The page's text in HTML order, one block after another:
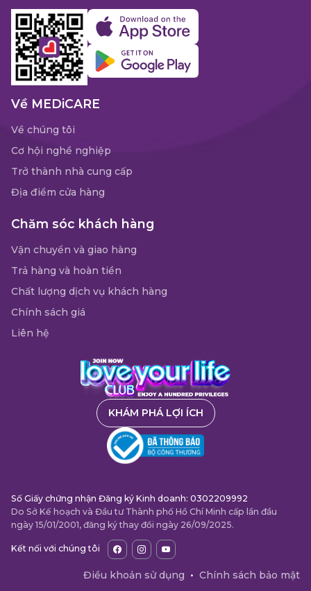
Về MEDiCARE
Về chúng tôi
Cơ hội nghề nghiệp
Trở thành nhà cung cấp
Địa điểm cửa hàng
Chăm sóc khách hàng
Vận chuyển và giao hàng
Trả hàng và hoàn tiền
Chất lượng dịch vụ khách hàng
Chính sách giá
Liên hệ
KHÁM PHÁ LỢI ÍCH
Số Giấy chứng nhận Đăng ký Kinh doanh: 0302209992
Do Sở Kế hoạch và Đầu tư Thành phố Hồ Chí Minh cấp lần đầu
ngày 15/01/2001, đăng ký thay đổi ngày 26/09/2025.
Kết nối với chúng tôi
Điều khoản sử dụng • Chính sách bảo mật